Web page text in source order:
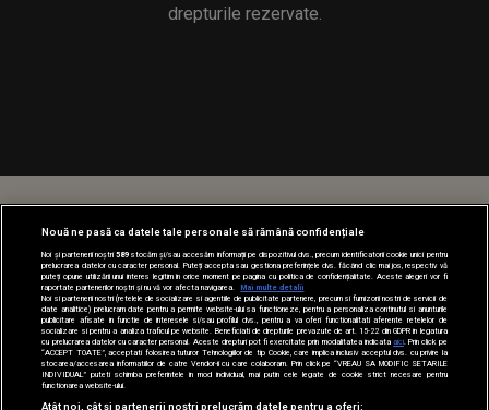
drepturile rezervate.
Nouă ne pasă ca datele tale personale să rămână confidențiale
Noi și partenerii noștri589stocăm și/sau accesăm informații pe dispozitivul dvs., precum identificatorii cookie unici pentru
prelucrarea datelor cu caracter personal. Puteți accepta sau gestiona preferințele dvs. făcând clic mai jos, respectiv vă
puteți opune utilizării unui interes legitim în orice moment pe pagina cu politica de confidențialitate. Aceste alegeri vor fi
raportate partenerilor noștri și nu vă vor afecta navigarea.
Mai multe detalii
Noi si partenerii nostri (retelele de socializare si agentiile de publicitate partenere, precum si furnizorii nostri de servicii de
date analitice) prelucram date pentru a permite website-ului sa functioneze, pentru a personaliza continutul si anunturile
publicitare afisate in functie de interesele si/sau profilul dvs., pentru a va oferi functionalitati aferente retelelor de
socializare si pentru a analiza traficul pe website. Beneficiati de drepturile prevazute de art. 15-22 din GDPR in legatura
cu prelucrarea datelor cu caracter personal. Aceste drepturi pot fi exercitate prin modalitatea indicataaici . Prin click pe
“ACCEPT TOATE”, acceptati folosirea tuturor Tehnologiilor de tip Cookie, care implica inclusiv acceptul dvs. cu privire la
stocarea/accesarea informatiilor de catre Vendor-ii cu care colaboram. Prin click pe “VREAU SA MODIFIC SETARILE
INDIVIDUAL” puteti schimba preferintele in mod individual, mai putin cele legate de cookie strict necesare pentru
functionarea website-ului.
Atât noi, cât și partenerii noștri prelucrăm datele pentru a oferi: